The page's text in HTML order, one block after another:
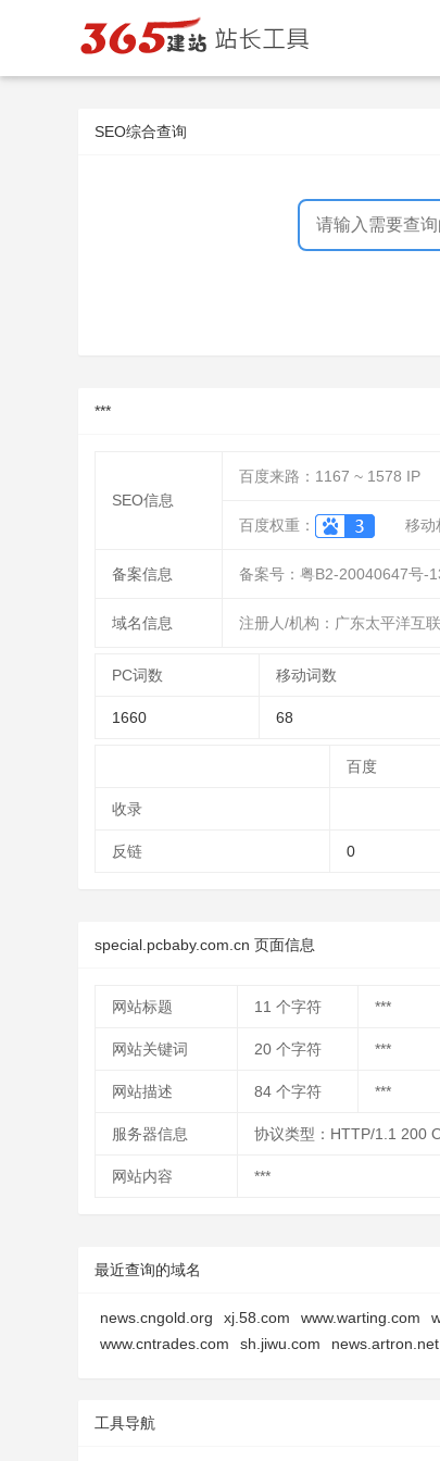
SEO综合查询
***
SEO信息
百度来路： 1167 ~ 1578 IP
百度权重： 移动
备案信息 备案号：粤B2-20040647号-
域名信息 注册人/机构：广东太平洋互
PC词数 移动词数
1660 68
百度
收录
反链 0
special.pcbaby.com.cn 页面信息
网站标题 11 个字符 ***
网站关键词 20 个字符 ***
网站描述 84 个字符 ***
服务器信息 协议类型：HTTP/1.1 200
网站内容 ***
最近查询的域名
news.cngold.org xj.58.com www.warting.com
www.cntrades.com
sh.jiwu.com news.artron.net
工具导航